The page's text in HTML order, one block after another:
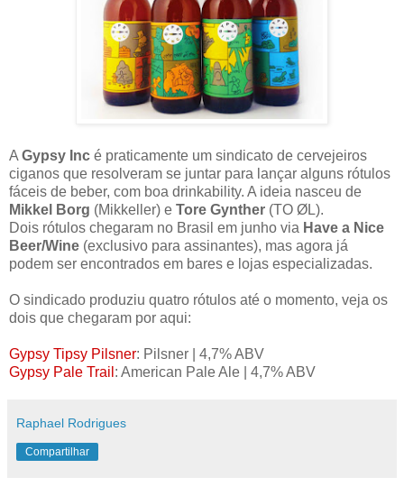
A Gypsy Inc é praticamente um sindicato de cervejeiros
ciganos que resolveram se juntar para lançar alguns rótulos
fáceis de beber, com boa drinkability. A ideia nasceu de
Mikkel Borg (Mikkeller) e Tore Gynther (TO ØL).
Dois rótulos chegaram no Brasil em junho via Have a Nice
Beer/Wine (exclusivo para assinantes), mas agora já
podem ser encontrados em bares e lojas especializadas.
O sindicado produziu quatro rótulos até o momento, veja os
dois que chegaram por aqui:
Gypsy Tipsy Pilsner: Pilsner | 4,7% ABV
Gypsy Pale Trail : American Pale Ale | 4,7% ABV
Raphael Rodrigues
Compartilhar